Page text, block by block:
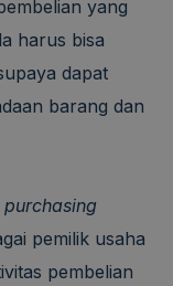
yang
harus bisa
dapat
barang dan
purchasing
pemilik usaha
pembelian